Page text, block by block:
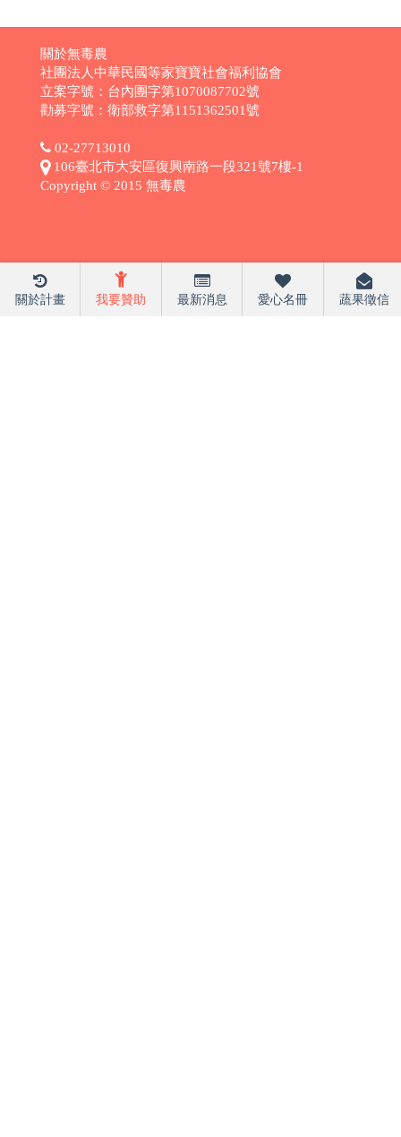
關於計畫 我要贊助 最新消息 愛心名冊 蔬果徵信
關於無毒農
社團法人中華民國等家寶寶社會福利協會
立案字號：台內團字第1070087702號
勸募字號：衛部救字第1151362501號
02-27713010
106臺北市大安區復興南路一段321號7樓-1
Copyright © 2015 無毒農